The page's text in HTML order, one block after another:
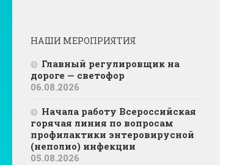
НАШИ МЕРОПРИЯТИЯ
Главный регулировщик на
дороге — светофор
06.08.2026
Начала работу Всероссийская
горячая линия по вопросам
профилактики энтеровирусной
(неполио) инфекции
05.08.2026